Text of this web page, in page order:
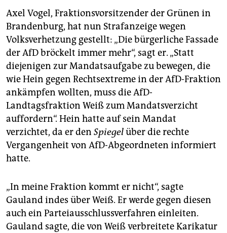
Axel Vogel, Fraktionsvorsitzender der Grünen in
Brandenburg, hat nun Strafanzeige wegen
Volksverhetzung gestellt: „Die bürgerliche Fassade
der AfD bröckelt immer mehr“, sagt er. „Statt
diejenigen zur Mandatsaufgabe zu bewegen, die
wie Hein gegen Rechtsextreme in der AfD-Fraktion
ankämpfen wollten, muss die AfD-
Landtagsfraktion Weiß zum Mandatsverzicht
auffordern“. Hein hatte auf sein Mandat
verzichtet, da er den Spiegelüber die rechte
Vergangenheit von AfD-Abgeordneten informiert
hatte.
„In meine Fraktion kommt er nicht“, sagte
Gauland indes über Weiß. Er werde gegen diesen
auch ein Parteiausschlussverfahren einleiten.
Gauland sagte, die von Weiß verbreitete Karikatur